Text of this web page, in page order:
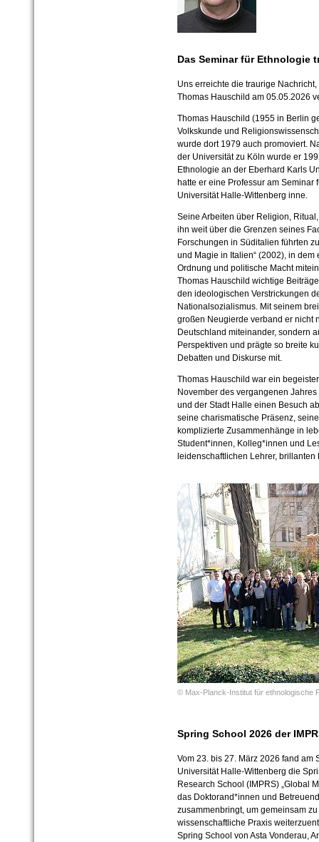
Das Seminar für Ethnologie
Uns erreichte die traurige
Thomas Hauschild am 05.05.2026
Thomas Hauschild (1955 in Berlin
Volkskunde und
wurde dort 1979 auch promoviert.
der Universität zu Köln wurde er
Ethnologie an der Eberhard Karls
hatte er eine Professur am Seminar
Universität Halle-Wittenberg inne.
Seine Arbeiten über Religion,
ihn weit über die Grenzen seines
Forschungen in Süditalien führten
und Magie in Italien“ (2002), in
Ordnung und politische Macht
Thomas Hauschild wichtige
den ideologischen Verstrickungen
Nationalsozialismus. Mit seinem
großen Neugierde verband er nicht
Deutschland miteinander, sondern
Perspektiven und prägte so breite
Debatten und Diskurse mit.
Thomas Hauschild war ein
November des vergangenen
und der Stadt Halle einen Besuch
seine charismatische Präsenz,
komplizierte Zusammenhänge in
Student*innen, Kolleg*innen und
leidenschaftlichen Lehrer,
© Max-Planck-Institut für ethnologische
Spring School 2026 der
Vom 23. bis 27. März 2026 fand am
Universität Halle-Wittenberg die
Research School (IMPRS) „Global
das Doktorand*innen und
zusammenbringt, um gemeinsam
wissenschaftliche Praxis
Spring School von Asta Vonderau,